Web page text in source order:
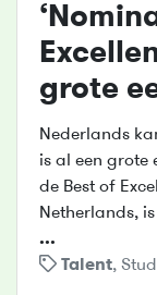
grote
Nederlands
is al een grote
de Best of
Netherlands,
...
Talent,